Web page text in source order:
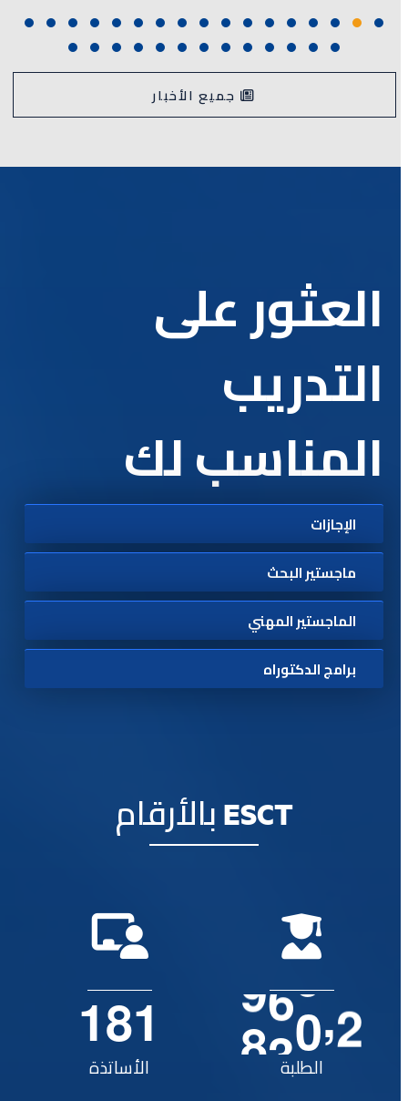
جميع الأخبار
العثور على
التدريب
المناسب لك
الإجازات
ماجستير البحث
الماجستير المهني
برامج الدكتوراه
ESCT بالأرقام
2
,
1
0
0
الطلبة
1
8
1
الأساتذة